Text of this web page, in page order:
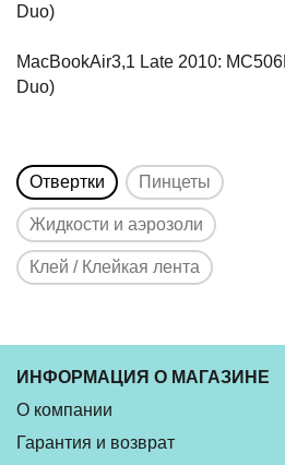
Duo)
MacBookAir3,1 Late 2010:
Duo)
Отвертки Пинцеты
Жидкости и аэрозоли
Клей / Клейкая лента
ИНФОРМАЦИЯ О МАГАЗИНЕ
О компании
Гарантия и возврат